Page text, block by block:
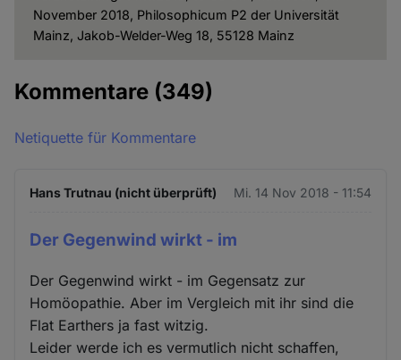
November 2018, Philosophicum P2 der Universität
Mainz, Jakob-Welder-Weg 18, 55128 Mainz
Kommentare (349)
Netiquette für Kommentare
Hans Trutnau (nicht überprüft) Mi. 14 Nov 2018 - 11:54
Der Gegenwind wirkt - im
Der Gegenwind wirkt - im Gegensatz zur
Homöopathie. Aber im Vergleich mit ihr sind die
Flat Earthers ja fast witzig.
Leider werde ich es vermutlich nicht schaffen,